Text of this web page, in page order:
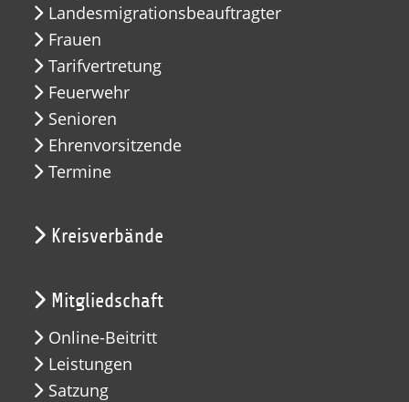
Landesmigrationsbeauftragter
Frauen
Tarifvertretung
Feuerwehr
Senioren
Ehrenvorsitzende
Termine
Kreisverbände
Mitgliedschaft
Online-Beitritt
Leistungen
Satzung